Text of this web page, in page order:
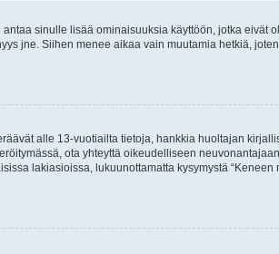
sinulle lisää ominaisuuksia käyttöön, jotka eivät
jne. Siihen menee aikaa vain muutamia hetkiä,
alle 13-vuotiailta tietoja, hankkia huoltajan
ota yhteyttä oikeudelliseen neuvonantajaan
lakiasioissa, lukuunottamatta kysymystä “Keneen